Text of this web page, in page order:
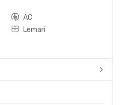
AC
Lemari